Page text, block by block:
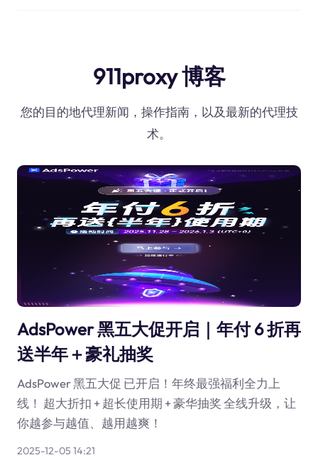
911proxy 博客
您的目的地代理新闻，操作指南，以及最新的代理技
术。
AdsPower 黑五大促开启｜年付 6 折再
送半年＋豪礼抽奖
AdsPower 黑五大促 已开启！年终最强福利全力上
线！ 超大折扣 + 超长使用期 + 豪华抽奖 全线升级，让
你越参与越值、越用越爽！
2025-12-05 14:21